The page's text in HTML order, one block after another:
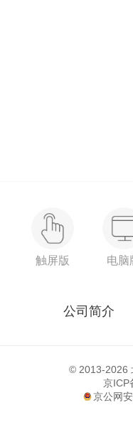
触屏版 电脑
公司简介
© 2013-2026
京ICP
京公网